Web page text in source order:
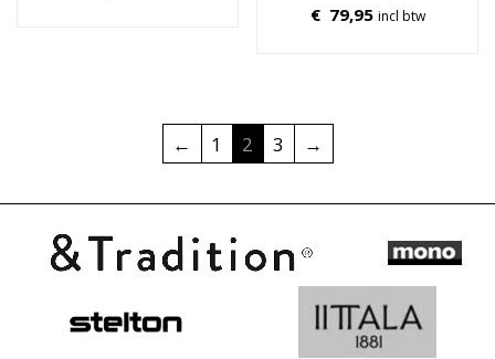
€ 79,95 incl btw
← 1 2 3 →